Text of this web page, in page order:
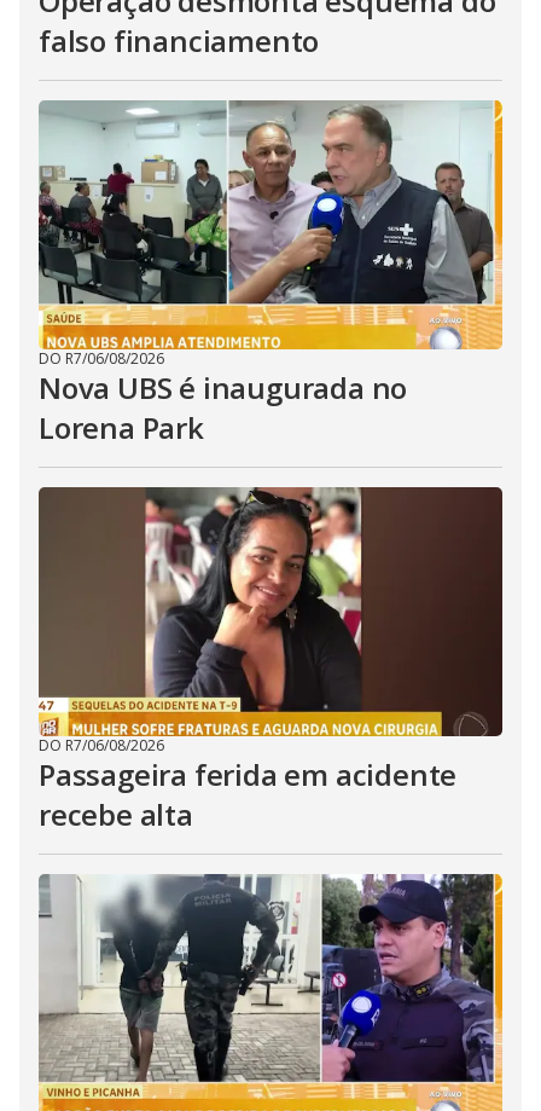
falso financiamento
DO R7/06/08/2026
Nova UBS é inaugurada no
Lorena Park
DO R7/06/08/2026
Passageira ferida em acidente
recebe alta